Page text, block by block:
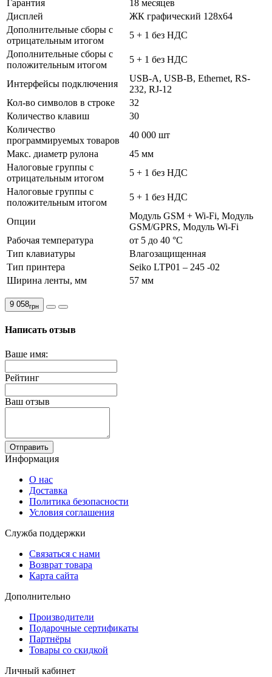
Гарантия
18 месяцев
Дисплей
ЖК графический 128х64
Дополнительные сборы с
отрицательным итогом
5 + 1 без НДС
Дополнительные сборы с
положительным итогом
5 + 1 без НДС
Интерфейсы подключения
USB-A, USB-B, Ethernet, RS-
232, RJ-12
Кол-во символов в строке
32
Количество клавиш
30
Количество
программируемых товаров
40 000 шт
Макс. диаметр рулона
45 мм
Налоговые группы с
отрицательным итогом
5 + 1 без НДС
Налоговые группы с
положительным итогом
5 + 1 без НДС
Опции
Модуль GSM + Wi-Fi, Модуль
GSM/GPRS, Модуль Wi-Fі
Рабочая температура
от 5 до 40 °C
Тип клавиатуры
Влагозащищенная
Тип принтера
Seiko LTP01 – 245 -02
Ширина ленты, мм
57 мм
9 058грн
Написать отзыв
Ваше имя:
Рейтинг
Ваш отзыв
Отправить
Информация
О нас
Доставка
Политика безопасности
Условия соглашения
Служба поддержки
Связаться с нами
Возврат товара
Карта сайта
Дополнительно
Производители
Подарочные сертификаты
Партнёры
Товары со скидкой
Личный кабинет